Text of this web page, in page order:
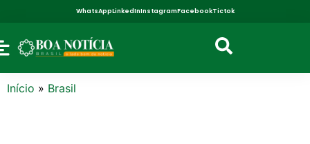
WhatsAppLinkedInInstagramFacebookTictok
Início » Brasil